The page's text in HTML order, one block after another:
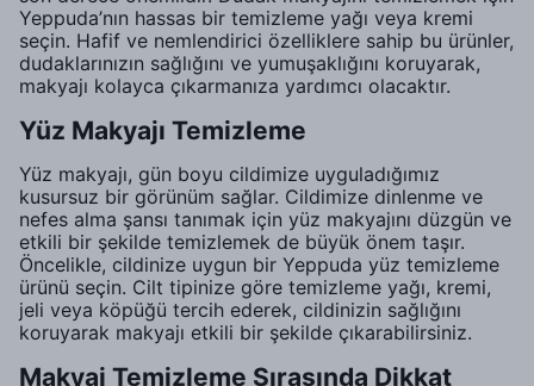
Yeppuda’nın hassas bir temizleme yağı veya kremi
seçin. Hafif ve nemlendirici özelliklere sahip bu ürünler,
dudaklarınızın sağlığını ve yumuşaklığını koruyarak,
makyajı kolayca çıkarmanıza yardımcı olacaktır.
Yüz Makyajı Temizleme
Yüz makyajı, gün boyu cildimize uyguladığımız
kusursuz bir görünüm sağlar. Cildimize dinlenme ve
nefes alma şansı tanımak için yüz makyajını düzgün ve
etkili bir şekilde temizlemek de büyük önem taşır.
Öncelikle, cildinize uygun bir Yeppuda yüz temizleme
ürünü seçin. Cilt tipinize göre temizleme yağı, kremi,
jeli veya köpüğü tercih ederek, cildinizin sağlığını
koruyarak makyajı etkili bir şekilde çıkarabilirsiniz.
Makyaj Temizleme Sırasında Dikkat